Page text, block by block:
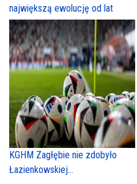
największą ewolucję od lat
KGHM Zagłębie nie zdobyło
Łazienkowskiej...